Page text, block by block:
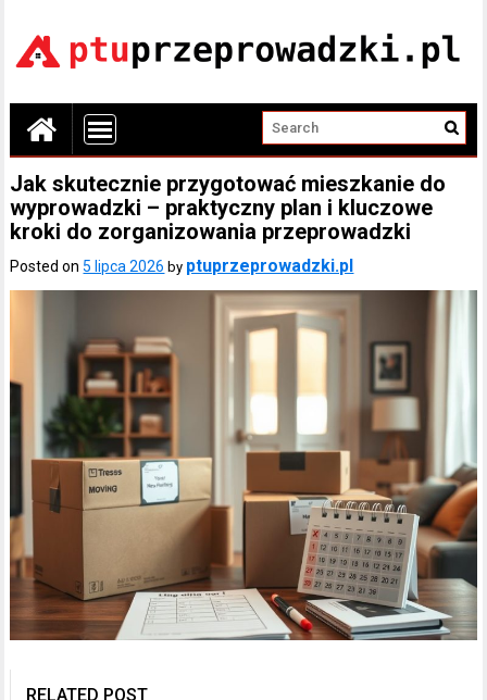
Jak skutecznie przygotować mieszkanie do
wyprowadzki – praktyczny plan i kluczowe
kroki do zorganizowania przeprowadzki
Posted on5 lipca 2026 by ptuprzeprowadzki.pl
RELATED POST